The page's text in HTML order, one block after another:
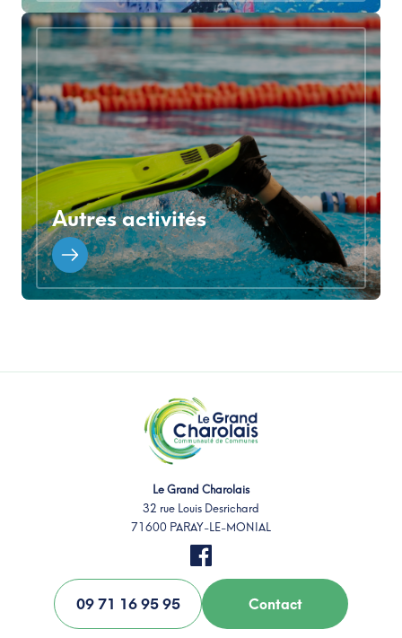
Autres activités
Le Grand Charolais
32 rue Louis Desrichard
71600 PARAY-LE-MONIAL
09 71 16 95 95 Contact